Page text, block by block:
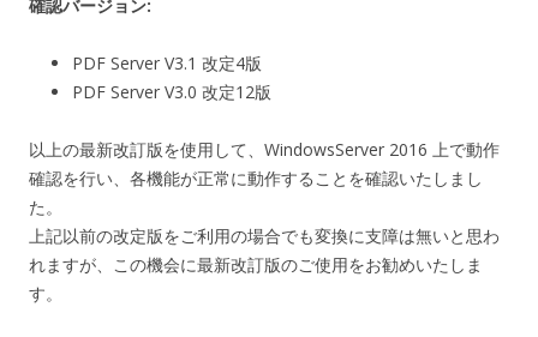
確認バージョン:
PDF Server V3.1 改定4版
PDF Server V3.0 改定12版
以上の最新改訂版を使用して、WindowsServer 2016 上で動作
確認を行い、各機能が正常に動作することを確認いたしまし
た。
上記以前の改定版をご利用の場合でも変換に支障は無いと思わ
れますが、この機会に最新改訂版のご使用をお勧めいたしま
す。